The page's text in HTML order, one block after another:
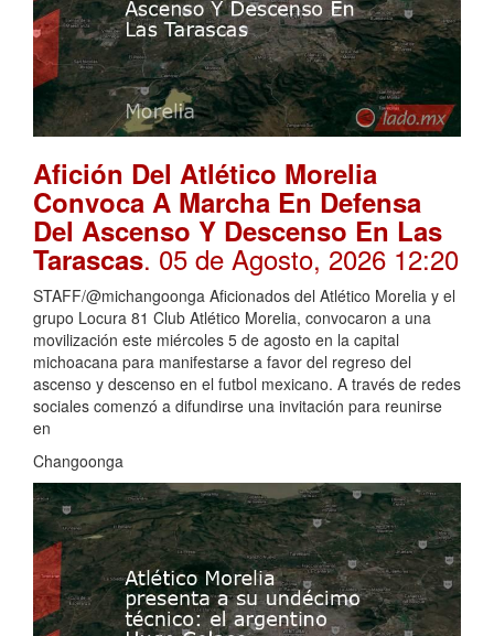
Afición Del Atlético Morelia
Convoca A Marcha En Defensa
Del Ascenso Y Descenso En Las
Tarascas. 05 de Agosto, 2026 12:20
STAFF/@michangoonga Aficionados del Atlético Morelia y el
grupo Locura 81 Club Atlético Morelia, convocaron a una
movilización este miércoles 5 de agosto en la capital
michoacana para manifestarse a favor del regreso del
ascenso y descenso en el futbol mexicano. A través de redes
sociales comenzó a difundirse una invitación para reunirse
en
Changoonga